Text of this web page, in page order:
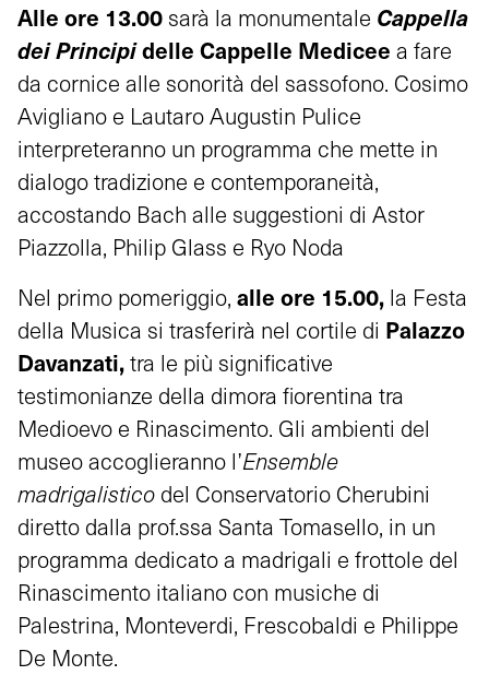
Alle ore 13.00 sarà la monumentale Cappella
dei Principidelle Cappelle Medicee a fare
da cornice alle sonorità del sassofono. Cosimo
Avigliano e Lautaro Augustin Pulice
interpreteranno un programma che mette in
dialogo tradizione e contemporaneità,
accostando Bach alle suggestioni di Astor
Piazzolla, Philip Glass e Ryo Noda
Nel primo pomeriggio, alle ore 15.00, la Festa
della Musica si trasferirà nel cortile di Palazzo
Davanzati,tra le più significative
testimonianze della dimora fiorentina tra
Medioevo e Rinascimento. Gli ambienti del
museo accoglieranno l’Ensemble
madrigalistico del Conservatorio Cherubini
diretto dalla prof.ssa Santa Tomasello, in un
programma dedicato a madrigali e frottole del
Rinascimento italiano con musiche di
Palestrina, Monteverdi, Frescobaldi e Philippe
De Monte.